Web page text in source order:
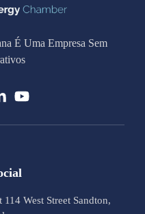
É Uma Empresa Sem
West Street Sandton,